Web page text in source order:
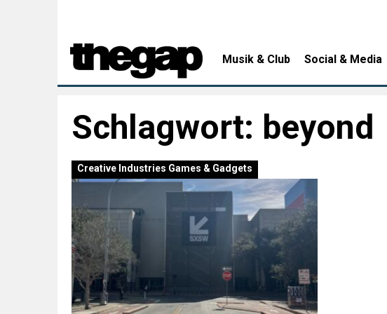
Musik & Club Social & Media
Schlagwort: beyond
Creative Industries Games & Gadgets